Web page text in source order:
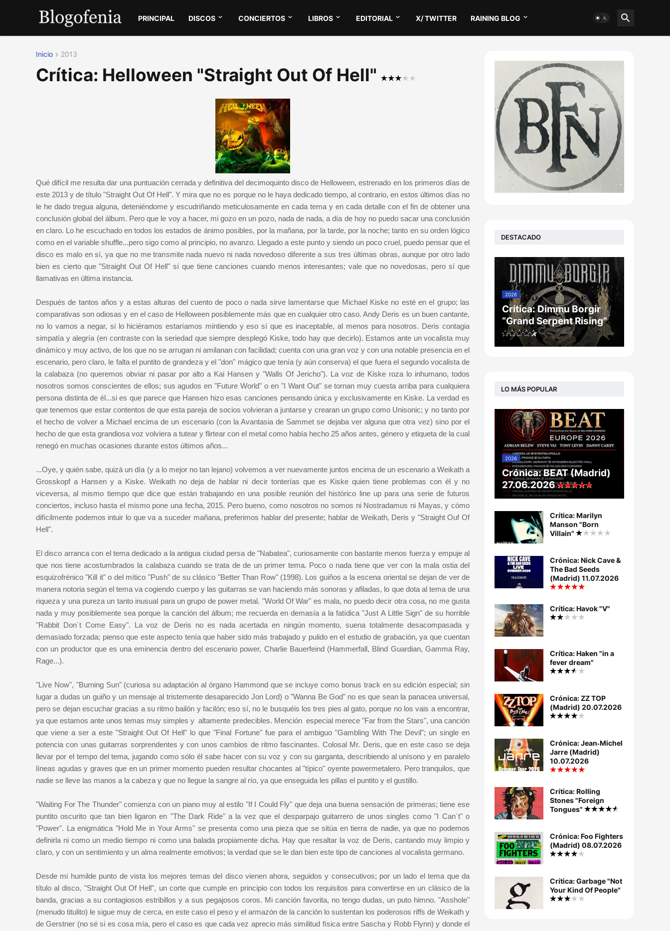
PRINCIPAL DISCOS CONCIERTOS LIBROS EDITORIAL X/ TWITTER RAINING BLOG
Inicio 2013
Crítica: Helloween "Straight Out Of Hell"
Qué difícil me resulta dar una puntuación cerrada y definitiva del decimoquinto disco de Helloween, estrenado en los primeros días de
este 2013 y de título "Straight Out Of Hell". Y mira que no es porque no le haya dedicado tiempo, al contrario, en estos últimos días no
le he dado tregua alguna, deteniéndome y escudriñando meticulosamente en cada tema y en cada detalle con el fin de obtener una
conclusión global del álbum. Pero que le voy a hacer, mi gozo en un pozo, nada de nada, a día de hoy no puedo sacar una conclusión
en claro. Lo he escuchado en todos los estados de ánimo posibles, por la mañana, por la tarde, por la noche; tanto en su orden lógico
como en el variable shuffle...pero sigo como al principio, no avanzo. Llegado a este punto y siendo un poco cruel, puedo pensar que el
disco es malo en sí, ya que no me transmite nada nuevo ni nada novedoso diferente a sus tres últimas obras, aunque por otro lado
bien es cierto que "Straight Out Of Hell" sí que tiene canciones cuando menos interesantes; vale que no novedosas, pero sí que
llamativas en última instancia.
Después de tantos años y a estas alturas del cuento de poco o nada sirve lamentarse que Michael Kiske no esté en el grupo; las
comparativas son odiosas y en el caso de Helloween posiblemente más que en cualquier otro caso. Andy Deris es un buen cantante,
no lo vamos a negar, si lo hiciéramos estaríamos mintiendo y eso sí que es inaceptable, al menos para nosotros. Deris contagia
simpatía y alegría (en contraste con la seriedad que siempre desplegó Kiske, todo hay que decirlo). Estamos ante un vocalista muy
dinámico y muy activo, de los que no se arrugan ni amilanan con facilidad; cuenta con una gran voz y con una notable presencia en el
escenario, pero claro, le falta el puntito de grandeza y el "don" mágico que tenía (y aún conserva) el que fuera el segundo vocalista de
la calabaza (no queremos obviar ni pasar por alto a Kai Hansen y "Walls Of Jericho"). La voz de Kiske roza lo inhumano, todos
nosotros somos conscientes de ellos; sus agudos en "Future World" o en "I Want Out" se tornan muy cuesta arriba para cualquiera
persona distinta de él...si es que parece que Hansen hizo esas canciones pensando única y exclusivamente en Kiske. La verdad es
que tenemos que estar contentos de que esta pareja de socios volvieran a juntarse y crearan un grupo como Unisonic; y no tanto por
el hecho de volver a Michael encima de un escenario (con la Avantasia de Sammet se dejaba ver alguna que otra vez) sino por el
hecho de que esta grandiosa voz volviera a tutear y flirtear con el metal como había hecho 25 años antes, género y etiqueta de la cual
renegó en muchas ocasiones durante estos últimos años...
...Oye, y quién sabe, quizá un día (y a lo mejor no tan lejano) volvemos a ver nuevamente juntos encima de un escenario a Weikath a
Grosskopf a Hansen y a Kiske. Weikath no deja de hablar ni decir tonterías que es Kiske quien tiene problemas con él y no
viceversa, al mismo tiempo que dice que están trabajando en una posible reunión del histórico line up para una serie de futuros
conciertos, incluso hasta el mismo pone una fecha, 2015. Pero bueno, como nosotros no somos ni Nostradamus ni Mayas, y cómo
difícilmente podemos intuir lo que va a suceder mañana, preferimos hablar del presente; hablar de Weikath, Deris y "Straight Ouf Of
Hell".
El disco arranca con el tema dedicado a la antigua ciudad persa de "Nabatea", curiosamente con bastante menos fuerza y empuje al
que nos tiene acostumbrados la calabaza cuando se trata de de un primer tema. Poco o nada tiene que ver con la mala ostia del
esquizofrénico "Kill it" o del mítico "Push" de su clásico "Better Than Row" (1998). Los guiños a la escena oriental se dejan de ver de
manera notoria según el tema va cogiendo cuerpo y las guitarras se van haciendo más sonoras y afiladas, lo que dota al tema de una
riqueza y una pureza un tanto inusual para un grupo de power metal. "World Of War" es mala, no puedo decir otra cosa, no me gusta
nada y muy posiblemente sea porque la canción del álbum; me recuerda en demasía a la fatídica "Just A Little Sign" de su horrible
"Rabbit Don´t Come Easy". La voz de Deris no es nada acertada en ningún momento, suena totalmente desacompasada y
demasiado forzada; pienso que este aspecto tenía que haber sido más trabajado y pulido en el estudio de grabación, ya que cuentan
con un productor que es una eminencia dentro del escenario power, Charlie Bauerfeind (Hammerfall, Blind Guardian, Gamma Ray,
Rage...).
"Live Now", "Burning Sun" (curiosa su adaptación al órgano Hammond que se incluye como bonus track en su edición especial; sin
lugar a dudas un guiño y un mensaje al tristemente desaparecido Jon Lord) o "Wanna Be God" no es que sean la panacea universal,
pero se dejan escuchar gracias a su ritmo bailón y facilón; eso sí, no le busquéis los tres pies al gato, porque no los vais a encontrar,
ya que estamos ante unos temas muy simples y altamente predecibles. Mención especial merece "Far from the Stars", una canción
que viene a ser a este "Straight Out Of Hell" lo que "Final Fortune" fue para el ambiguo "Gambling With The Devil"; un single en
potencia con unas guitarras sorprendentes y con unos cambios de ritmo fascinantes. Colosal Mr. Deris, que en este caso se deja
llevar por el tempo del tema, jugando como sólo él sabe hacer con su voz y con su garganta, describiendo al unísono y en paralelo
líneas agudas y graves que en un primer momento pueden resultar chocantes al "típico" oyente powermetalero. Pero tranquilos, que
nadie se lleve las manos a la cabeza y que no llegue la sangre al río, ya que enseguida les pillas el puntito y el gustillo.
"Waiting For The Thunder" comienza con un piano muy al estilo "If I Could Fly" que deja una buena sensación de primeras; tiene ese
puntito oscurito que tan bien ligaron en "The Dark Ride" a la vez que el desparpajo guitarrero de unos singles como "I Can´t" o
"Power". La enigmática "Hold Me in Your Arms" se presenta como una pieza que se sitúa en tierra de nadie, ya que no podemos
definirla ni como un medio tiempo ni como una balada propiamente dicha. Hay que resaltar la voz de Deris, cantando muy limpio y
claro, y con un sentimiento y un alma realmente emotivos; la verdad que se le dan bien este tipo de canciones al vocalista germano.
Desde mi humilde punto de vista los mejores temas del disco vienen ahora, seguidos y consecutivos; por un lado el tema que da
título al disco, "Straight Out Of Hell", un corte que cumple en principio con todos los requisitos para convertirse en un clásico de la
banda, gracias a su contagiosos estribillos y a sus pegajosos coros. Mi canción favorita, no tengo dudas, un puto himno. "Asshole"
(menudo titulito) le sigue muy de cerca, en este caso el peso y el armazón de la canción lo sustentan los poderosos riffs de Weikath y
de Gerstner (no sé si es cosa mía, pero el caso es que cada vez aprecio más similitud física entre Sascha y Robb Flynn) y donde el
DESTACADO
2026
Crítica: Dimmu Borgir
“Grand Serpent Rising”
LO MÁS POPULAR
2026
Crónica: BEAT (Madrid)
27.06.2026
Crítica: Marilyn
Manson "Born
Villain"
Crónica: Nick Cave &
The Bad Seeds
(Madrid) 11.07.2026
Crítica: Havok "V"
Crítica: Haken "in a
fever dream"
Crónica: ZZ TOP
(Madrid) 20.07.2026
Crónica: Jean‐Michel
Jarre (Madrid)
10.07.2026
Crítica: Rolling
Stones "Foreign
Tongues"
Crónica: Foo Fighters
(Madrid) 08.07.2026
Crítica: Garbage "Not
Your Kind Of People"